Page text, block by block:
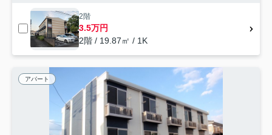
2階
3.5万円
2階 / 19.87㎡ / 1K
アパート